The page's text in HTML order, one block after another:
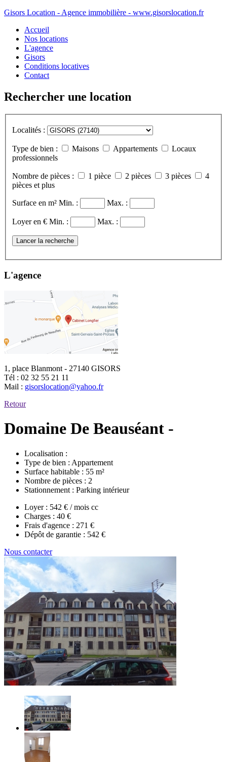
Gisors Location - Agence immobilière - www.gisorslocation.fr
Accueil
Nos locations
L'agence
Gisors
Conditions locatives
Contact
Rechercher une location
Localités :
Type de bien : Maisons Appartements
Locaux
professionnels
Nombre de pièces : 1 pièce 2 pièces 3 pièces
4
pièces et plus
Surface en m² Min. : Max. :
Loyer en € Min. : Max. :
Lancer la recherche
L'agence
1, place Blanmont - 27140 GISORS
Tél : 02 32 55 21 11
Mail : gisorslocation@yahoo.fr
Retour
Domaine De Beauséant -
Localisation :
Type de bien : Appartement
Surface habitable : 55 m²
Nombre de pièces : 2
Stationnement : Parking intérieur
Loyer : 542 € / mois cc
Charges : 40 €
Frais d'agence : 271 €
Dépôt de garantie : 542 €
Nous contacter